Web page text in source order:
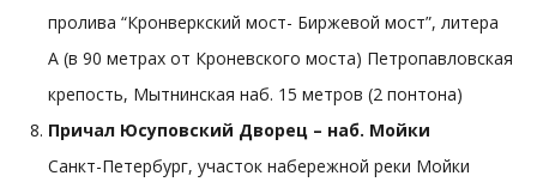
пролива “Кронверкский мост- Биржевой мост”, литера
А (в 90 метрах от Кроневского моста) Петропавловская
крепость, Мытнинская наб. 15 метров (2 понтона)
Причал Юсуповский Дворец – наб. Мойки
Санкт-Петербург, участок набережной реки Мойки